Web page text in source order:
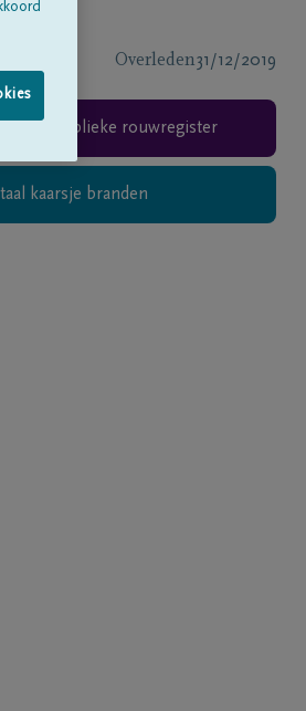
Overleden31/12/2019
het publieke rouwregister
kaarsje branden